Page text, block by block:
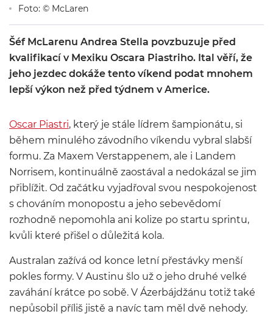
Foto: © McLaren
Šéf McLarenu Andrea Stella povzbuzuje před
kvalifikací v Mexiku Oscara Piastriho. Ital věří, že
jeho jezdec dokáže tento víkend podat mnohem
lepší výkon než před týdnem v Americe.
Oscar Piastri, který je stále lídrem šampionátu, si
během minulého závodního víkendu vybral slabší
formu. Za Maxem Verstappenem, ale i Landem
Norrisem, kontinuálně zaostával a nedokázal se jim
přiblížit. Od začátku vyjadřoval svou nespokojenost
s chováním monopostu a jeho sebevědomí
rozhodně nepomohla ani kolize po startu sprintu,
kvůli které přišel o důležitá kola.
Australan zažívá od konce letní přestávky menší
pokles formy. V Austinu šlo už o jeho druhé velké
zaváhání krátce po sobě. V Ázerbájdžánu totiž také
nepůsobil příliš jistě a navíc tam měl dvě nehody.